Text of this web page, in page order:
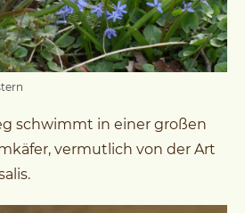
schwimmt in einer großen
vermutlich von der Art